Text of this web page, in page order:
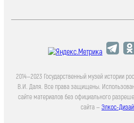
2014—2023 Государственный музей истории
В.И. Даля. Все права защищены.
сайте материалов без официального
сайта — Элкос-